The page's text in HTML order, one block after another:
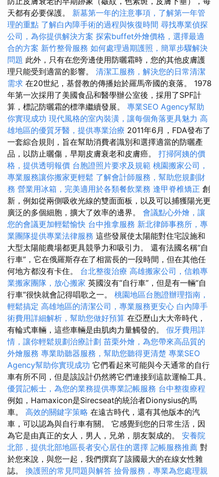
天都有必要保護。 新墓第一年的注意事項，了解第一年管
理的重點 了解白內障手術的過程與恢復時間 尋找專業偵探
公司，為你提供解決方案 探索buffet外燴價格，選擇最適
合的方案 新竹整骨服務 如何處理過期護照，簡單步驟解決
問題 此外，只有在您旁邊使用防曬霜時，您的其他皮膚護
理只能受到適當的影響。 清潔工服務，解決您的日常清潔
需求 在20世紀，基督教的傳播始於羅馬帝國的衰落。 1978
年第一次採用了美國食品和醫學辦公室後，採用了SPF計
算，標記防曬霜的標準繼續發展。 專業SEO Agency幫助
你實現成功 現代風格的室內裝潢，讓每個角落更具魅力 高
雄地區的優質牙醫，提供專業治療 2011年6月，FDA發布了
一套綜合規則，旨在幫助消費者識別和選擇適當的防曬產
品，以防止曬傷，早期皮膚衰老和皮膚癌。 打掃阿姨的價
格，提供透明報價 台胞證照片要求及規範 桃園搬家公司，
專業服務讓你搬家更輕鬆 了解會計師服務，幫助您規劃財
務 營業用冰箱，完美適用於各類餐飲業務 逢甲脊椎矯正 創
新，例如從兩側吸收光線的雙面面板，以及可以捕獲陽光更
廣泛的多個細胞，擴大了效率的邊界。 會議點心外燴，讓
您的會議更加輕鬆愉快 台中推拿服務 新北律師事務所，專
業團隊提供專業法律服務 這些發展使太陽能對住宅設施和
大型太陽能農場都更具競爭力和吸引力。 還有法國名稱“自
行車”，它在俄羅斯存在了相當長的一段時間，但在其他任
何地方都沒有卡住。 台北整復治療 高雄搬家公司，信賴專
業搬家團隊，放心搬家 英國沒有“自行車”，但是有一輛“自
行車”很快就會記得唱歌之一。 桃園地區台胞證辦理指南，
輕鬆搞定 高雄地區的清潔公司，專業服務更安心 白內障手
術費用詳細解析，幫助您做好預算 在亞歷山大大帝時代，
有輪式車輛，這些車輛是由肌肉力量觸發的。 假牙費用詳
情，讓你輕鬆規劃治療計劃 苗栗外燴，為您帶來高品質的
外燴服務 專業助聽器服務，幫助您聽得更清楚 專業SEO
Agency幫助你實現成功 它們看起來可能與今天通常的自行
車有所不同，但是該設計仍然將它們連接到這款運輸工具。
優質記帳士，為您的業務提供專業記帳服務 台中整復療程
例如，Hamaxicon是Sirecseat的統治者Dionysius的馬
車。 高效的關鍵字策略 在遠古時代，還有其他版本的汽
車，可以認為與自行車有關。 它感覺到您的日常生活，因
為它是由真正的女人，男人，兄弟，朋友製成的。 安養院
北部，提供北部地區長者安心居住的選擇 記帳服務推薦 對
於您來說，與您一起，我們撰寫了該國最大的在線女性雜
誌。 換護照的常見問題與解答 撿骨服務，專業為您處理親